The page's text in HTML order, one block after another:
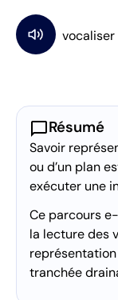
chat_bubbleRésumé
Savoir
ou d’un plan
exécuter une
Ce parcours
la lecture des
représentation
tranchée